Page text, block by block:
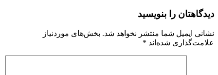
دیدگاهتان را بنویسید
نشانی ایمیل شما منتشر نخواهد شد. بخش‌های موردنیاز
علامت‌گذاری شده‌اند *